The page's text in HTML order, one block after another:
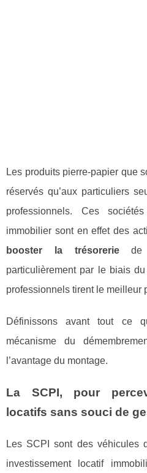
Les produits pierre-papier que
réservés qu’aux particuliers
professionnels. Ces
immobilier sont en effet des
booster la trésoreriede
particulièrement par le biais
professionnels tirent le meilleur
Définissons avant tout ce
mécanisme du
l’avantage du montage.
La SCPI, pour
locatifs sans souci de
Les SCPI sont des véhicules
investissement locatif